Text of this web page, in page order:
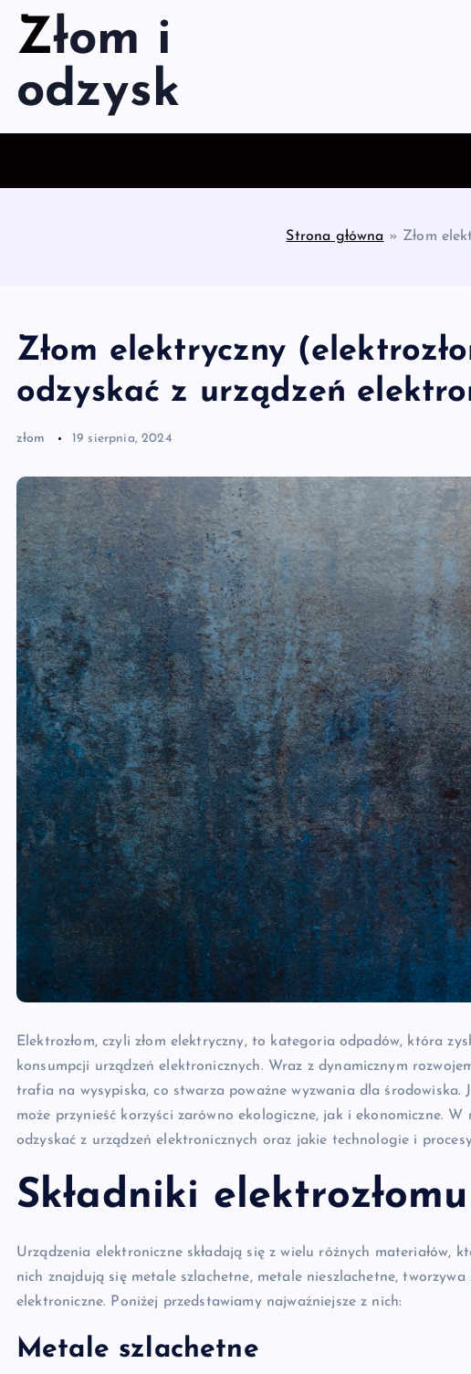
o
Złom i
odzysk
Strona główna » Złom
Złom elektryczny
odzyskać z urządzeń
złom 19 sierpnia, 2024
Elektrozłom, czyli złom elektryczny, to kategoria odpadów, która
konsumpcji urządzeń elektronicznych. Wraz z dynamicznym
trafia na wysypiska, co stwarza poważne wyzwania dla środowiska.
może przynieść korzyści zarówno ekologiczne, jak i ekonomiczne.
odzyskać z urządzeń elektronicznych oraz jakie technologie i
Składniki
Urządzenia elektroniczne składają się z wielu różnych materiałów,
nich znajdują się metale szlachetne, metale nieszlachetne,
elektroniczne. Poniżej przedstawiamy najważniejsze z nich:
Metale szlachetne